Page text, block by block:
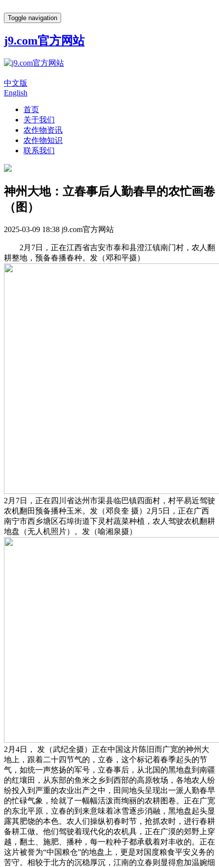
Toggle navigation
j9.com官方网站
中文版
English
首页
关于我们
农作物资讯
农作物知识
联系我们
神州大地：立春事后人勤春早的农忙画卷
（图）
2025-03-09 18:38 j9.com官方网站
2月7日，正在江西省吉安市泰和县澄江镇南门村，农人翻
耕整地，预备春播春种。发（邓和平摄）
2月7日，正在四川省达州市渠县临巴镇四面村，村平易近驾驶
农机翻田预备播种玉米。发（邓良奎 摄）2月5日，正在广西
南宁市西乡塘区石埠街道下灵村蔬菜种植，农人驾驶农机翻耕
地盘（无人机照片）。发（喻湘泉摄）
2月4日， 发（武纪全摄）正在中国这片陈旧而广宽的神州大
地上，跟着二十四节气的，立春，这个标记着春季起头的节
气，如统一声悠扬的军号，立春事后，从北国的黑地盘到南疆
的红壤田，从东部的鱼米之乡到西部的高原牧场，各地农人纷
纷投入到严重的农业出产之中，田间地头呈现出一派人勤春早
的忙碌气象，绘就了一幅幅活泼而绚丽的农耕图卷。正在广宽
的东北平原，立春的到来意味着冰雪逐步消融，黑地盘起头显
露其肥饶的本色。农人们操纵初春时节，抢抓农时，进行春耕
备耕工做。他们驾驶着现代化的农机具，正在广漠的郊野上穿
越，翻土、施肥、播种，每一粒种子都承载着对丰收的。正在
这片被誉为“中国粮仓”的地盘上，更是对国度粮食平安义务的
苦守。相较于北方的沉稳厚沉，江南的立春则显得愈加温婉细